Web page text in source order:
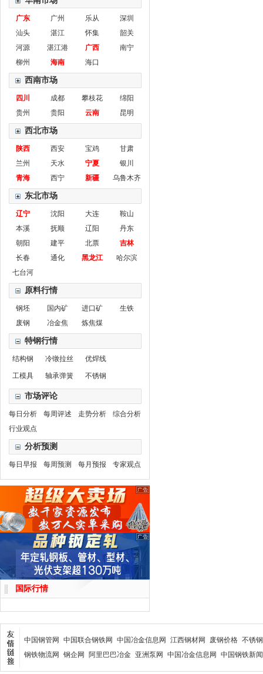
广东 广州 乐从
深圳
汕头
湛江 怀集
韶关
河源
湛江港 广西
南宁
柳州
海南 海口
西南市场
四川 成都 攀枝花
绵阳
贵州
贵阳 云南 昆明
西北市场
陕西 西安 宝鸡
甘肃
兰州
天水 宁夏
银川
青海
西宁 新疆 乌鲁木齐
东北市场
辽宁 沈阳 大连
鞍山
本溪
抚顺 辽阳
丹东
朝阳
建平 北票
吉林
长春
通化 黑龙江
哈尔滨
七台河
原料行情
钢坯 国内矿 进口矿
生铁
废钢
冶金焦 炼焦煤
特钢行情
结构钢 冷镦拉丝 优焊线
工模具 轴承弹簧 不锈钢
市场评论
每日分析 每周评述 走势分析
综合分析
行业观点
分析预测
每日早报 每周预测 每月预报 专家观点
国际行情
中国钢管网 中国联合钢铁网 中国冶金信息网 江西钢材网 废钢价格 不锈钢
钢铁物流网
钢企网 阿里巴巴冶金 亚洲泵网 中国冶金信息网 中国钢铁新